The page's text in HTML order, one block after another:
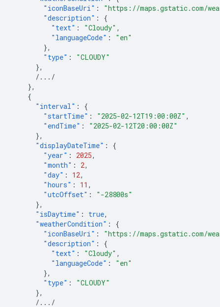
"iconBaseUri" :
"https://maps.gstatic.com/
"description" :
{
"text" : "Cloudy" ,
"languageCode" :
"en"
},
"type" :
"CLOUDY"
},
/.../
},
{
"interval" :
{
"startTime" : "2025-02-12T19:00:00Z" ,
"endTime" :
"2025-02-12T20:00:00Z"
},
"displayDateTime" :
{
"year" : 2025,
"month" : 2,
"day" : 12,
"hours" : 11 ,
"utcOffset" :
"-28800s"
},
"isDaytime" : true,
"weatherCondition" :
{
"iconBaseUri" :
"https://maps.gstatic.com/
"description" :
{
"text" : "Cloudy" ,
"languageCode" :
"en"
},
"type" :
"CLOUDY"
},
/.../